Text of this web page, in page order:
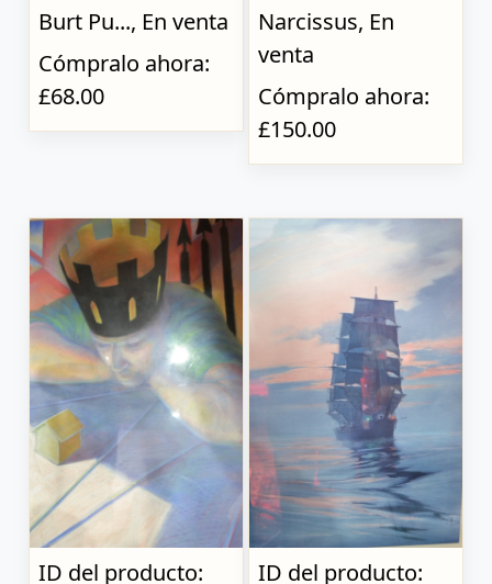
Burt Pu..., En venta
Cómpralo ahora:
£68.00
Narcissus, En
venta
Cómpralo ahora:
£150.00
ID del producto:
ID del producto: